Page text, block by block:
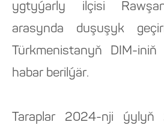
ygtyýarly ilçisi
arasynda duşuşyk
Türkmenistanyň DIM-
habar berilýär.
Taraplar 2024-nji ýylyň